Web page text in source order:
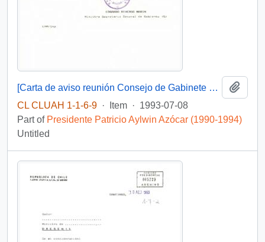
[Carta de aviso reunión Consejo de Gabinete y Acta de Gabinete 08-07-93]
CL CLUAH 1-1-6-9 · Item · 1993-07-08
Part of Presidente Patricio Aylwin Azócar (1990-1994)
Untitled